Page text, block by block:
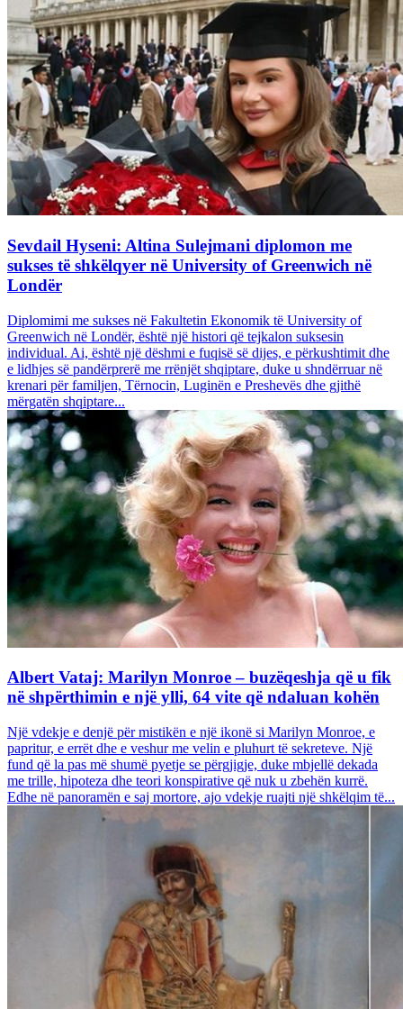
Sevdail Hyseni: Altina Sulejmani diplomon me
sukses të shkëlqyer në University of Greenwich në
Londër
Diplomimi me sukses në Fakultetin Ekonomik të University of
Greenwich në Londër, është një histori që tejkalon suksesin
individual. Ai, është një dëshmi e fuqisë së dijes, e përkushtimit dhe
e lidhjes së pandërprerë me rrënjët shqiptare, duke u shndërruar në
krenari për familjen, Tërnocin, Luginën e Preshevës dhe gjithë
mërgatën shqiptare...
Albert Vataj: Marilyn Monroe – buzëqeshja që u fik
në shpërthimin e një ylli, 64 vite që ndaluan kohën
Një vdekje e denjë për mistikën e një ikonë si Marilyn Monroe, e
papritur, e errët dhe e veshur me velin e pluhurt të sekreteve. Një
fund që la pas më shumë pyetje se përgjigje, duke mbjellë dekada
me trille, hipoteza dhe teori konspirative që nuk u zbehën kurrë.
Edhe në panoramën e saj mortore, ajo vdekje ruajti një shkëlqim të...